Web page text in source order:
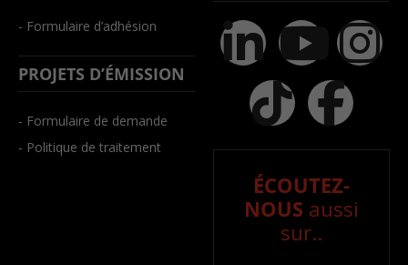
- Formulaire d’adhésion
PROJETS D’ÉMISSION
- Formulaire de demande
- Politique de traitement
ÉCOUTEZ-
NOUS aussi
sur..